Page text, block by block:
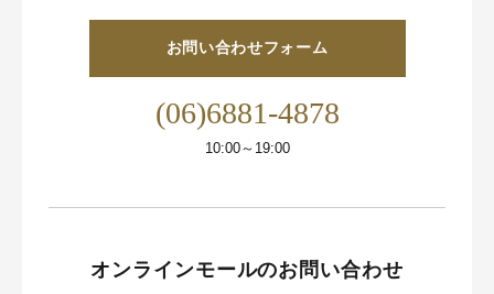
お問い合わせフォーム
(06)6881-4878
10:00～19:00
オンラインモールのお問い合わせ